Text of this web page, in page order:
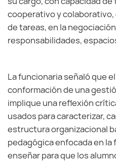
cooperativo y colaborativo,
de tareas, en la
responsabilidades,
La funcionaria señaló que
conformación de una
implique una reflexión
usados para caracterizar,
estructura organizacional
pedagógica enfocada en la
enseñar para que los